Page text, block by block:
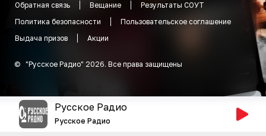
Обратная связь
Вещание
Результаты СОУТ
Политика безопасности
Пользовательское соглашение
Выдача призов
Акции
© "Русское Радио" 2026. Все права защищены
Русское Радио
Русское Радио